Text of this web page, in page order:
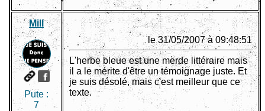
Mill
Pute :
7
le 31/05/2007 à 09:48:51
L'herbe bleue est une merde littéraire mais
il a le mérite d'être un témoignage juste. Et
je suis désolé, mais c'est meilleur que ce
texte.